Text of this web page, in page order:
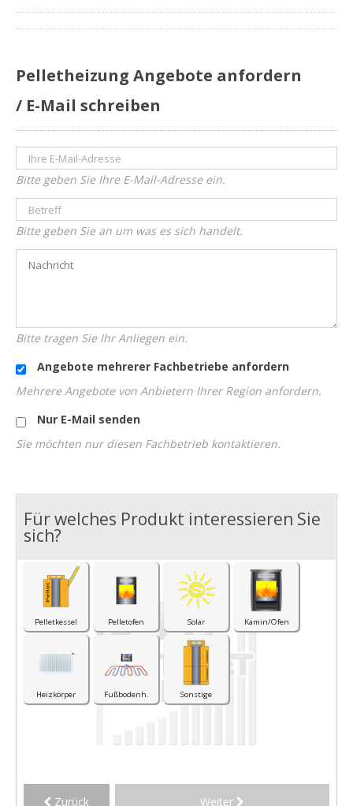
Pelletheizung Angebote anfordern
/ E-Mail schreiben
Bitte geben Sie Ihre E-Mail-Adresse ein.
Bitte geben Sie an um was es sich handelt.
Bitte tragen Sie Ihr Anliegen ein.
Angebote mehrerer Fachbetriebe anfordern
Mehrere Angebote von Anbietern Ihrer Region anfordern.
Nur E-Mail senden
Sie möchten nur diesen Fachbetrieb kontaktieren.
Für welches Produkt interessieren Sie
sich?
Pelletkessel Pelletofen Solar Kamin/Ofen
Heizkörper Fußbodenh. Sonstige
Zurück Weiter